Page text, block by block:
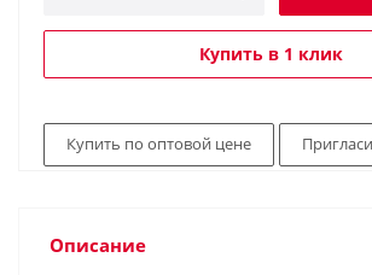
Купить в 1 клик
Купить по оптовой цене
Описание